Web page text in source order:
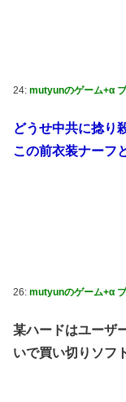
24: mutyunのゲーム+α
どうせ中共に捻り
この前衣装ナーフ
26: mutyunのゲーム+α
某ハードはユーザ
いで買い切りソフ